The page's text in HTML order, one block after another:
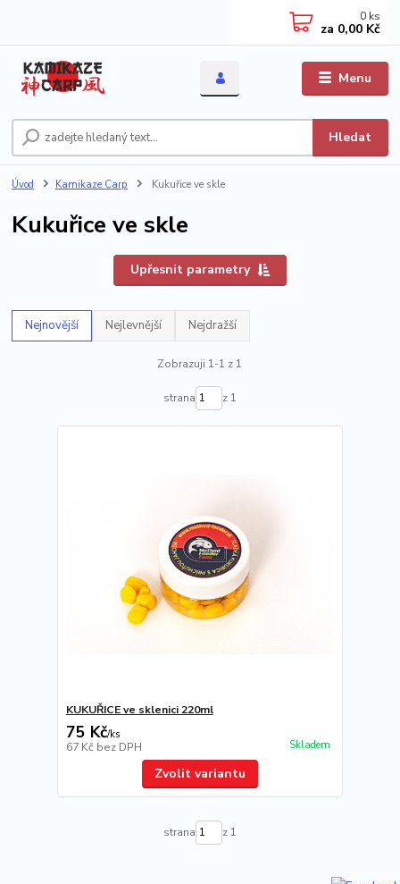
Menu
Hledat
0 ks
za 0,00 Kč
Úvod Kamikaze Carp Kukuřice ve skle
Kukuřice ve skle
Upřesnit parametry
Nejnovější Nejlevnější Nejdražší
Zobrazuji 1-1 z 1
strana z 1
KUKUŘICE ve sklenici 220ml
75 Kč/ks
67 Kč bez DPH Skladem
Zvolit variantu
strana z 1